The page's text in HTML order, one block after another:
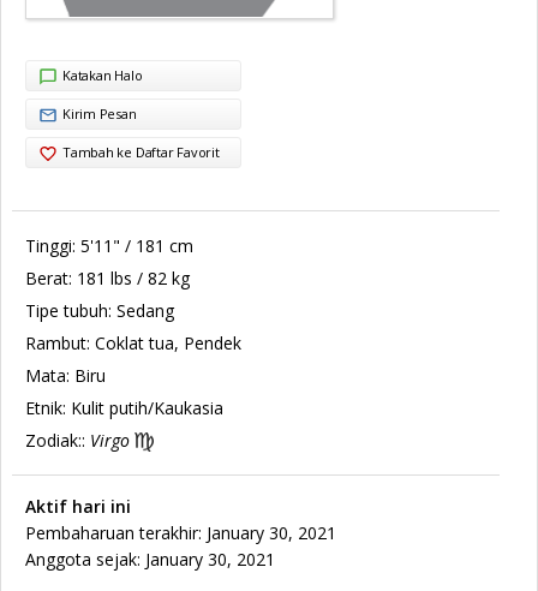
Katakan Halo
Kirim Pesan
Tambah ke Daftar Favorit
Tinggi: 5'11" / 181 cm
Berat: 181 lbs / 82 kg
Tipe tubuh: Sedang
Rambut: Coklat tua, Pendek
Mata: Biru
Etnik: Kulit putih/Kaukasia
Zodiak:: Virgo
Aktif hari ini
Pembaharuan terakhir: January 30, 2021
Anggota sejak: January 30, 2021